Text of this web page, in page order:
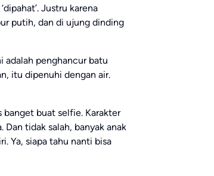
Justru karena
putih, dan di ujung dinding
adalah penghancur batu
itu dipenuhi dengan air.
banget buat selfie. Karakter
Dan tidak salah, banyak anak
Ya, siapa tahu nanti bisa